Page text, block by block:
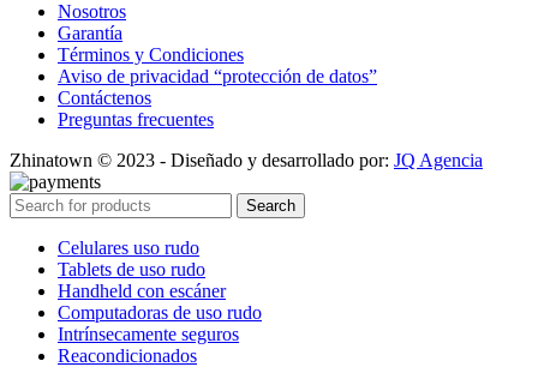
Nosotros
Garantía
Términos y Condiciones
Aviso de privacidad “protección de datos”
Contáctenos
Preguntas frecuentes
Zhinatown © 2023 - Diseñado y desarrollado por: JQ Agencia
Search
Celulares uso rudo
Tablets de uso rudo
Handheld con escáner
Computadoras de uso rudo
Intrínsecamente seguros
Reacondicionados